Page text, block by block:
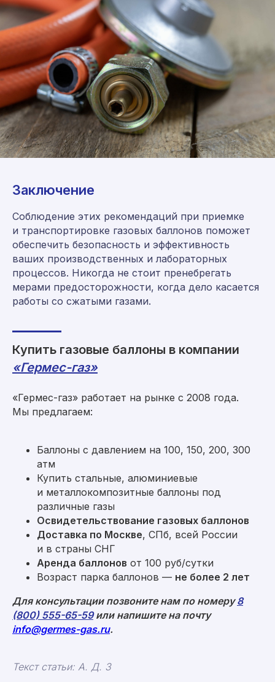
Заключение
Соблюдение этих рекомендаций при приемке
и транспортировке газовых баллонов поможет
обеспечить безопасность и эффективность
ваших производственных и лабораторных
процессов. Никогда не стоит пренебрегать
мерами предосторожности, когда дело касается
работы со сжатыми газами.
Купить газовые баллоны в компании
«Гермес-газ»
«Гермес-газ» работает на рынке с 2008 года.
Мы предлагаем:
Баллоны с давлением на 100, 150, 200, 300
атм
Купить стальные, алюминиевые
и металлокомпозитные баллоны под
различные газы
Освидетельствование газовых баллонов
Доставка по Москве, СПб, всей России
и в страны СНГ
Аренда баллонов от 100 руб/сутки
Возраст парка баллонов — не более 2 лет
Для консультации позвоните нам по номеру8
(800) 555-65-59или напишите на почту
info@germes-gas.ru.
Текст статьи: А. Д. З
Консультация и заказ:
8 (800) 555-65-59
8 (495) 225-54-25
info@germes-gas.ru
germes-gas.ru
Заказать звонок
Мы находимся по адресу:
Москва, ул. Средняя Калитниковская
26/27с1 (офис 603)
Римская, Нижегородская, Площадь Ильича
© 2008–2026 «Гермес-газ»
Согласие на обработку персональных данных
Политика конфиденциальности